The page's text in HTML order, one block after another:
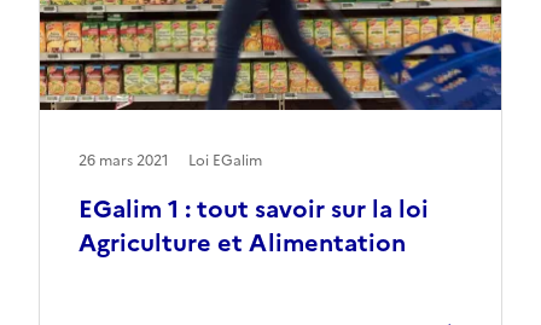
EGalim 1 : tout savoir sur la loi
Agriculture et Alimentation
26 mars 2021 Loi EGalim